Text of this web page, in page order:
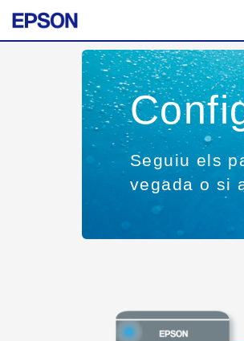
Seguiu els
vegada o si